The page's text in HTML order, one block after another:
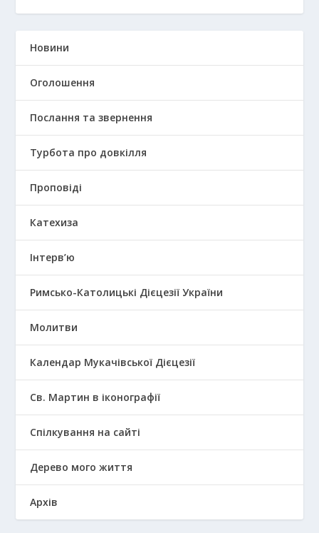
Новини
Оголошення
Послання та звернення
Турбота про довкілля
Проповіді
Катехиза
Інтерв’ю
Римсько-Католицькі Дієцезії України
Молитви
Календар Мукачівської Дієцезії
Св. Мартин в іконографії
Спілкування на сайті
Дерево мого життя
Архів